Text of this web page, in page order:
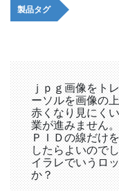
製品タグ
ｊｐｇ画像をト
ーソルを画像の
赤くなり見にく
業が進みません
ＰＩＤの線だけ
したらよいので
イラレでいうロ
か？